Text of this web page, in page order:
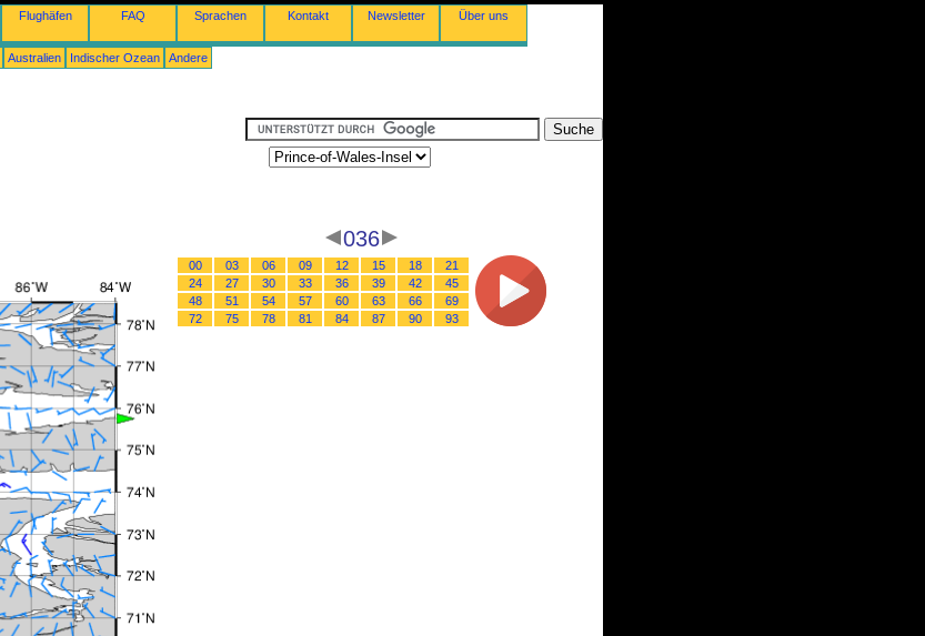
Flughäfen FAQ Sprachen Kontakt Newsletter Über uns
Australien Indischer Ozean Andere
036
00 03 06 09 12 15 18
21
24
27 30 33 36 39 42
45
48
51 54 57 60 63 66
69
72
75 78 81 84 87 90 93